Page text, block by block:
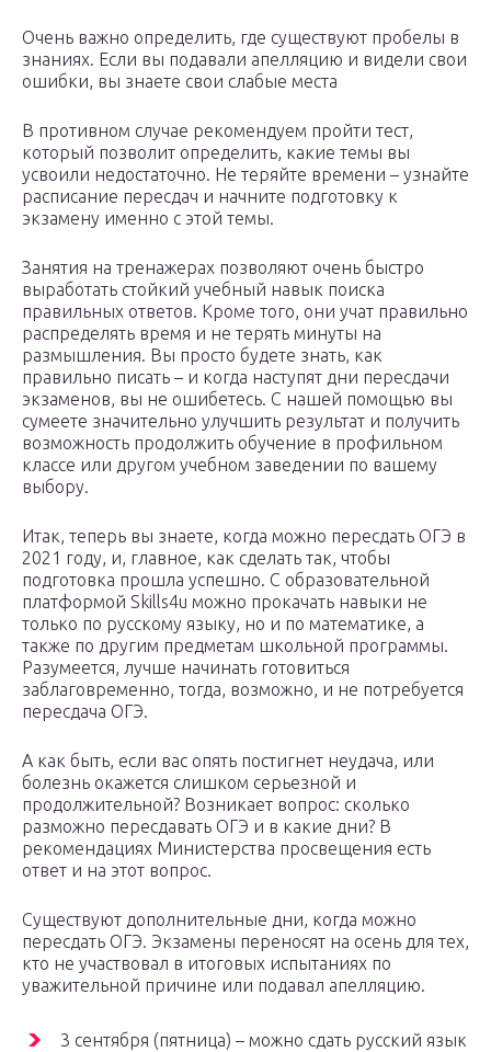
Очень важно определить, где существуют пробелы в
знаниях. Если вы подавали апелляцию и видели свои
ошибки, вы знаете свои слабые места
В противном случае рекомендуем пройти тест,
который позволит определить, какие темы вы
усвоили недостаточно. Не теряйте времени – узнайте
расписание пересдач и начните подготовку к
экзамену именно с этой темы.
Занятия на тренажерах позволяют очень быстро
выработать стойкий учебный навык поиска
правильных ответов. Кроме того, они учат правильно
распределять время и не терять минуты на
размышления. Вы просто будете знать, как
правильно писать – и когда наступят дни пересдачи
экзаменов, вы не ошибетесь. С нашей помощью вы
сумеете значительно улучшить результат и получить
возможность продолжить обучение в профильном
классе или другом учебном заведении по вашему
выбору.
Итак, теперь вы знаете, когда можно пересдать ОГЭ в
2021 году, и, главное, как сделать так, чтобы
подготовка прошла успешно. С образовательной
платформой Skills4u можно прокачать навыки не
только по русскому языку, но и по математике, а
также по другим предметам школьной программы.
Разумеется, лучше начинать готовиться
заблаговременно, тогда, возможно, и не потребуется
пересдача ОГЭ.
А как быть, если вас опять постигнет неудача, или
болезнь окажется слишком серьезной и
продолжительной? Возникает вопрос: сколько
разможно пересдавать ОГЭ и в какие дни? В
рекомендациях Министерства просвещения есть
ответ и на этот вопрос.
Существуют дополнительные дни, когда можно
пересдать ОГЭ. Экзамены переносят на осень для тех,
кто не участвовал в итоговых испытаниях по
уважительной причине или подавал апелляцию.
3 сентября (пятница) – можно сдать русский язык